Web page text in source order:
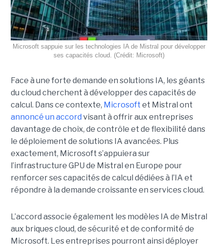
Microsoft sappuie sur les technologies IA de Mistral pour développer
ses capacités cloud. (Crédit: Microsoft)
Face à une forte demande en solutions IA, les géants
du cloud cherchent à développer des capacités de
calcul. Dans ce contexte, Microsoft et Mistral ont
annoncé un accord visant à offrir aux entreprises
davantage de choix, de contrôle et de flexibilité dans
le déploiement de solutions IA avancées. Plus
exactement, Microsoft s’appuiera sur
l’infrastructure GPU de Mistral en Europe pour
renforcer ses capacités de calcul dédiées à l’IA et
répondre à la demande croissante en services cloud.
L’accord associe également les modèles IA de Mistral
aux briques cloud, de sécurité et de conformité de
Microsoft. Les entreprises pourront ainsi déployer